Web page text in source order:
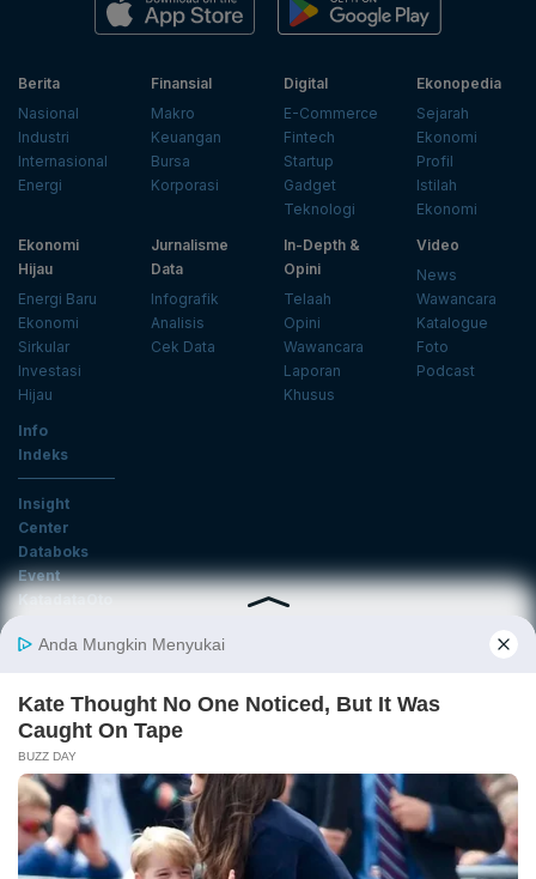
Berita
Nasional
Industri
Internasional
Energi
Finansial
Makro
Keuangan
Bursa
Korporasi
Digital
E-Commerce
Fintech
Startup
Gadget
Teknologi
Ekonopedia
Sejarah
Ekonomi
Profil
Istilah
Ekonomi
Ekonomi
Hijau
Energi Baru
Ekonomi
Sirkular
Investasi
Hijau
Jurnalisme
Data
Infografik
Analisis
Cek Data
In-Depth &
Opini
Telaah
Opini
Wawancara
Laporan
Khusus
Video
News
Wawancara
Katalogue
Foto
Podcast
Info
Indeks
Insight
Center
Databoks
Event
KatadataOto
Email
Tentang Katadata Advertising Pedoman Media Siber